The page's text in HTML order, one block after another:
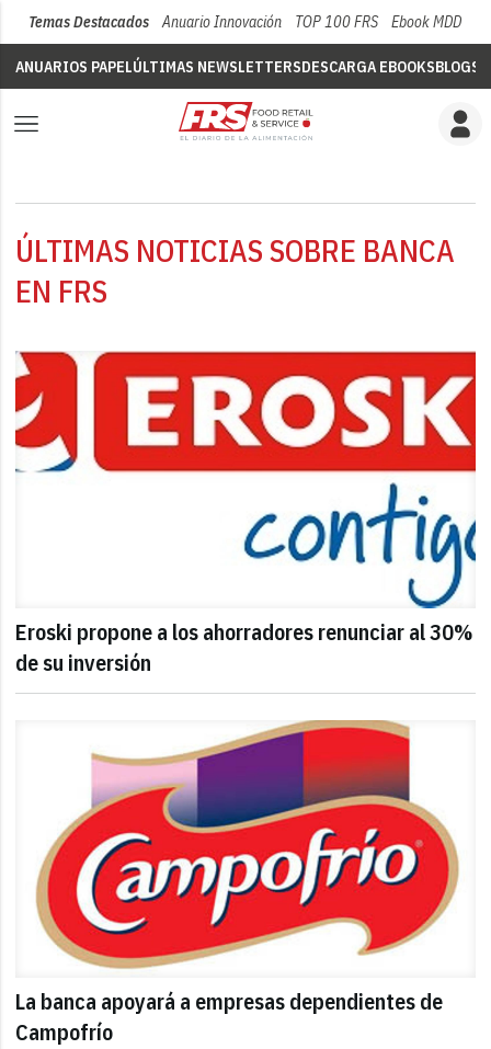
Temas Destacados Anuario Innovación TOP 100 FRS Ebook MDD
ANUARIOS PAPELÚLTIMAS NEWSLETTERSDESCARGA EBOOKSBLOGS
ÚLTIMAS NOTICIAS SOBRE BANCA
EN FRS
Eroski propone a los ahorradores renunciar al 30%
de su inversión
La banca apoyará a empresas dependientes de
Campofrío